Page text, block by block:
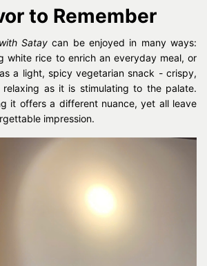
to Remember
Satay can be enjoyed in many ways:
white rice to enrich an everyday meal, or
a light, spicy vegetarian snack - crispy,
as it is stimulating to the palate.
it offers a different nuance, yet all leave
impression.